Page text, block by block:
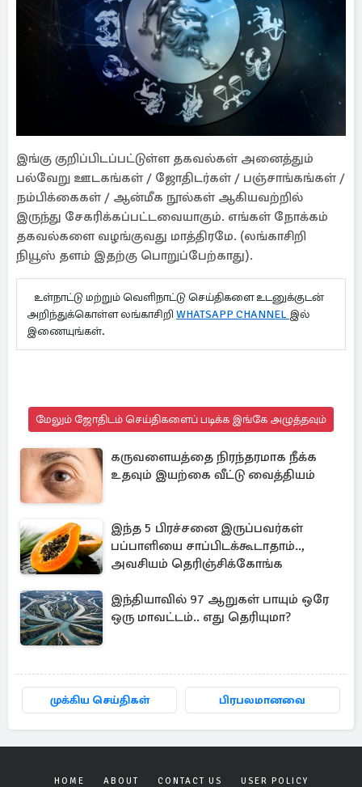
இங்கு குறிப்பிடப்பட்டுள்ள தகவல்கள் அனைத்தும்
பல்வேறு ஊடகங்கள் / ஜோதிடர்கள் / பஞ்சாங்கங்கள் /
நம்பிக்கைகள் / ஆன்மீக நூல்கள் ஆகியவற்றில்
இருந்து சேகரிக்கப்பட்டவையாகும். எங்கள் நோக்கம்
தகவல்களை வழங்குவது மாத்திரமே. (லங்காசிறி
நியூஸ் தளம் இதற்கு பொறுப்பேற்காது).
உள்நாட்டு மற்றும் வெளிநாட்டு செய்திகளை உடனுக்குடன்
அறிந்துக்கொள்ள லங்காசிறி WHATSAPP CHANNEL இல்
இணையுங்கள்.
மேலும் ஜோதிடம் செய்திகளைப் படிக்க இங்கே அழுத்தவும்
கருவளையத்தை நிரந்தரமாக நீக்க
உதவும் இயற்கை வீட்டு வைத்தியம்
இந்த 5 பிரச்சனை இருப்பவர்கள்
பப்பாளியை சாப்பிடக்கூடாதாம்..,
அவசியம் தெரிஞ்சிக்கோங்க
இந்தியாவில் 97 ஆறுகள் பாயும் ஒரே
ஒரு மாவட்டம்.. எது தெரியுமா?
முக்கிய செய்திகள் பிரபலமானவை
HOME ABOUT CONTACT US USER POLICY